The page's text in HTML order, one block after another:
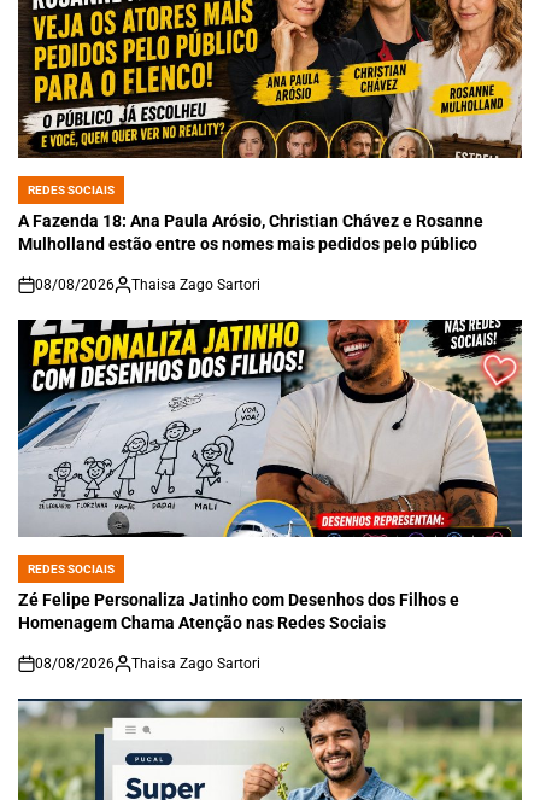
POSTED
IN
REDES SOCIAIS
A Fazenda 18: Ana Paula Arósio, Christian Chávez e Rosanne
Mulholland estão entre os nomes mais pedidos pelo público
on
08/08/2026 Thaisa Zago Sartori
POSTED
IN
REDES SOCIAIS
Zé Felipe Personaliza Jatinho com Desenhos dos Filhos e
Homenagem Chama Atenção nas Redes Sociais
on
08/08/2026 Thaisa Zago Sartori